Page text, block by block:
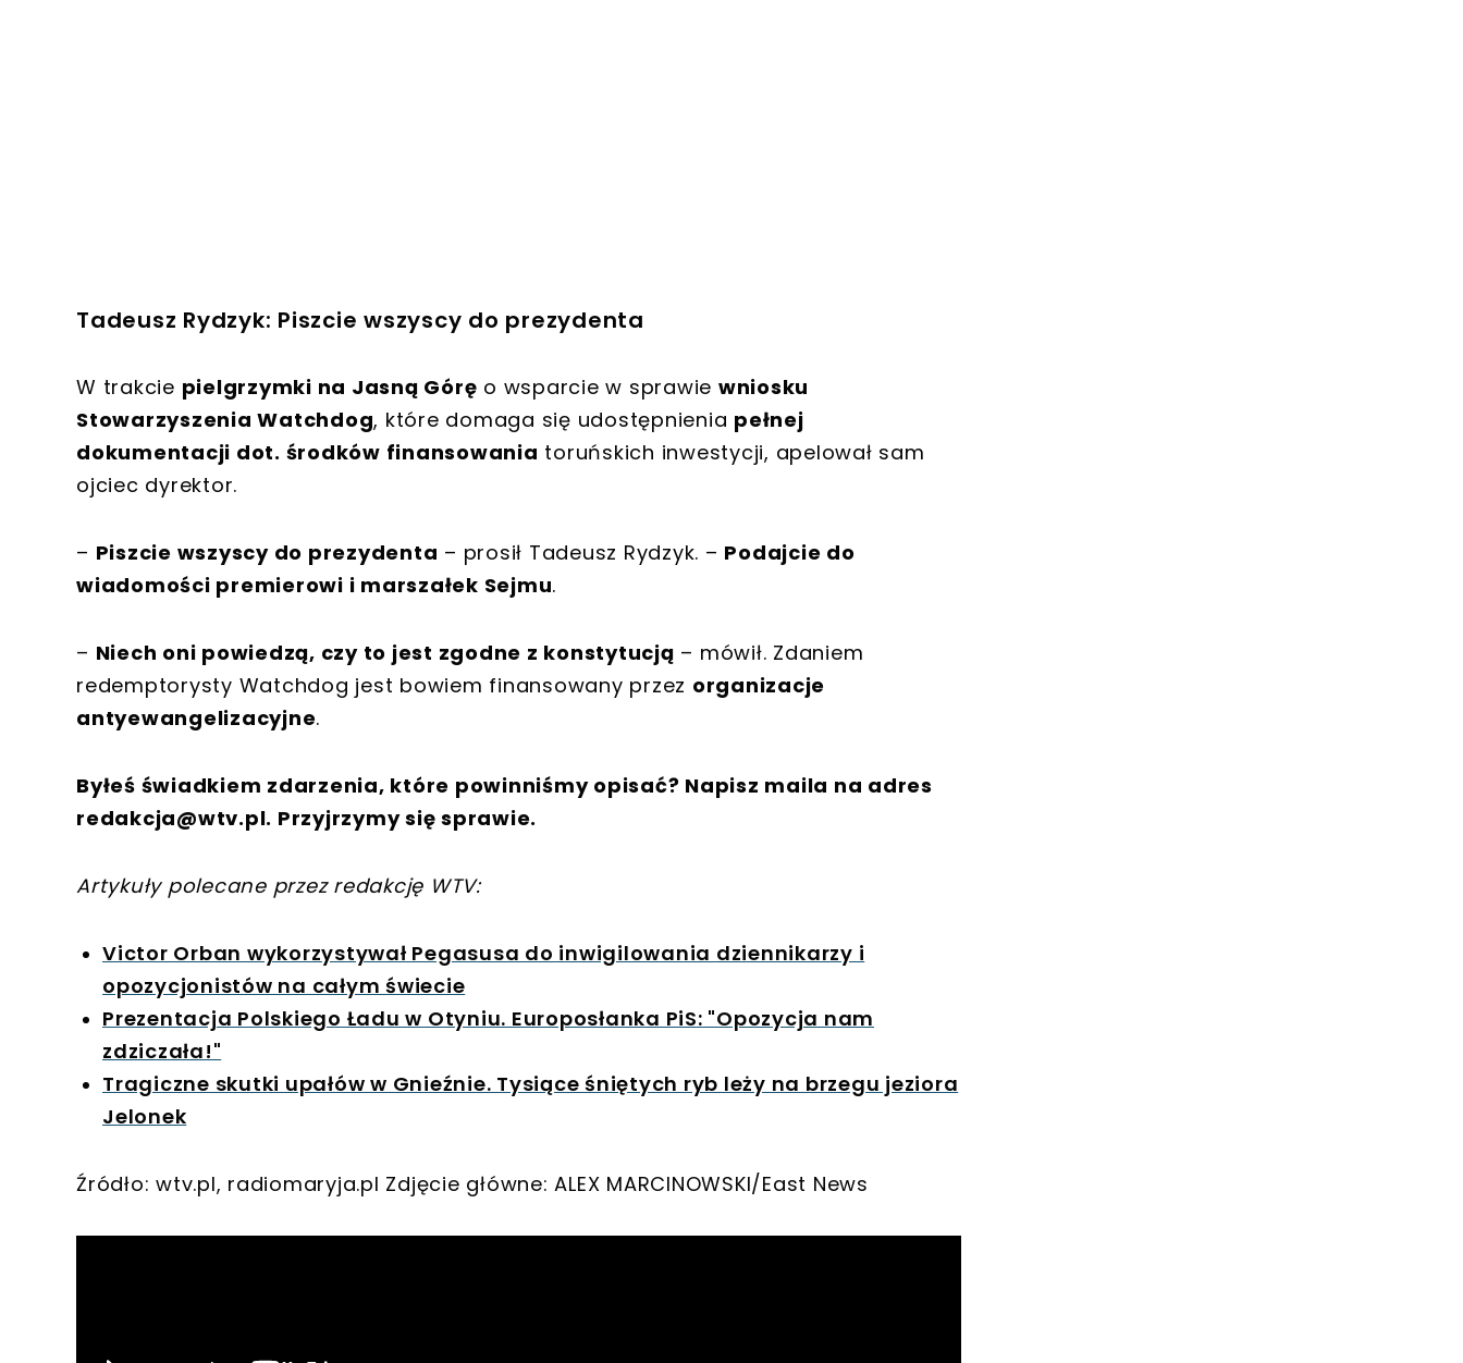
Tadeusz Rydzyk: Piszcie wszyscy do prezydenta
W trakcie pielgrzymki na Jasną Górę o wsparcie w sprawie wniosku
Stowarzyszenia Watchdog, które domaga się udostępnienia pełnej
dokumentacji dot. środków finansowania toruńskich inwestycji, apelował sam
ojciec dyrektor.
– Piszcie wszyscy do prezydenta – prosił Tadeusz Rydzyk. – Podajcie do
wiadomości premierowi i marszałek Sejmu.
– Niech oni powiedzą, czy to jest zgodne z konstytucją – mówił. Zdaniem
redemptorysty Watchdog jest bowiem finansowany przez organizacje
antyewangelizacyjne.
Byłeś świadkiem zdarzenia, które powinniśmy opisać? Napisz maila na adres
redakcja@wtv.pl. Przyjrzymy się sprawie.
Artykuły polecane przez redakcję WTV:
Victor Orban wykorzystywał Pegasusa do inwigilowania dziennikarzy i
opozycjonistów na całym świecie
Prezentacja Polskiego Ładu w Otyniu. Europosłanka PiS: "Opozycja nam
zdziczała!"
Tragiczne skutki upałów w Gnieźnie. Tysiące śniętych ryb leży na brzegu jeziora
Jelonek
Źródło: wtv.pl, radiomaryja.pl Zdjęcie główne: ALEX MARCINOWSKI/East News